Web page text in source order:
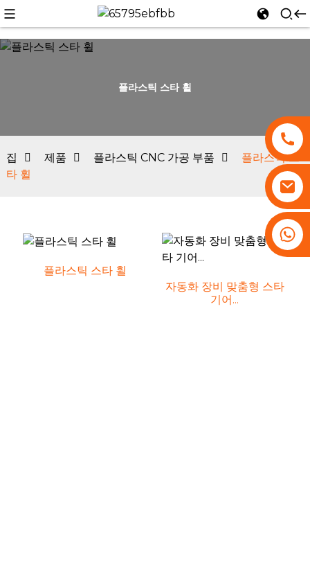
+86 13530645990
플라스틱 스타 휠
집 제품 플라스틱 CNC 가공 부품
플라스틱 스
타 휠
플라스틱 스타 휠
자동화 장비 맞춤형 스타
기어...